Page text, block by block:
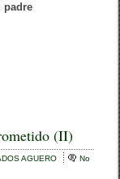
padre
(II)
AGUERO
No